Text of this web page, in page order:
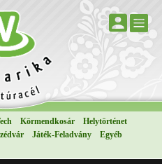
Körmendkosár
Helytörténet
Játék-Feladvány
Egyéb